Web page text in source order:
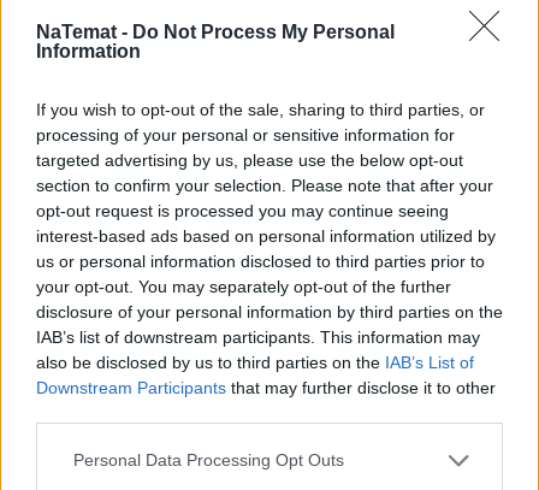
NaTemat - Do Not Process My Personal
Information
If you wish to opt-out of the sale, sharing to third parties, or
processing of your personal or sensitive information for
targeted advertising by us, please use the below opt-out
section to confirm your selection. Please note that after your
opt-out request is processed you may continue seeing
interest-based ads based on personal information utilized by
us or personal information disclosed to third parties prior to
your opt-out. You may separately opt-out of the further
disclosure of your personal information by third parties on the
IAB’s list of downstream participants. This information may
also be disclosed by us to third parties on the IAB’s List of
Downstream Participants that may further disclose it to other
Personal Data Processing Opt Outs
Przełamano tu również mocno zakorzeniony
stereotyp, że ciężki przemysł motoryzacyjny to
wyłącznie męski świat. Na nowych, wysoce
zautomatyzowanych liniach produkcyjnych załogę w
około 50 procentach stanowią kobiety.
Prawdziwie lokalny łańcuch dostaw
W dobie zerwanych łańcuchów dostaw i problemów
logistycznych, o których w ostatnich latach na